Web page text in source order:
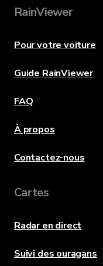
RainViewer
Pour votre voiture
Guide RainViewer
FAQ
À propos
Contactez-nous
Cartes
Radar en direct
Suivi des ouragans